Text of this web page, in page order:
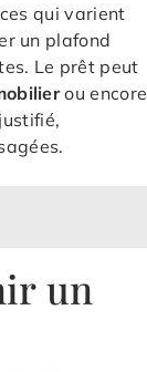
qui varient
un plafond
Le prêt peut
ou encore
un